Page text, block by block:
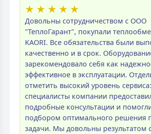
★ ★ ★ ★ ★
Довольны сотрудничеством с ООО
"ТеплоГарант", покупали
KAORI. Все обязательства были
качественно и в срок.
зарекомендовало себя как
эффективное в эксплуатации.
отметить высокий уровень сервиса:
специалисты компании
подробные консультации и
подбором оптимального решения
задачи. Мы довольны результатом